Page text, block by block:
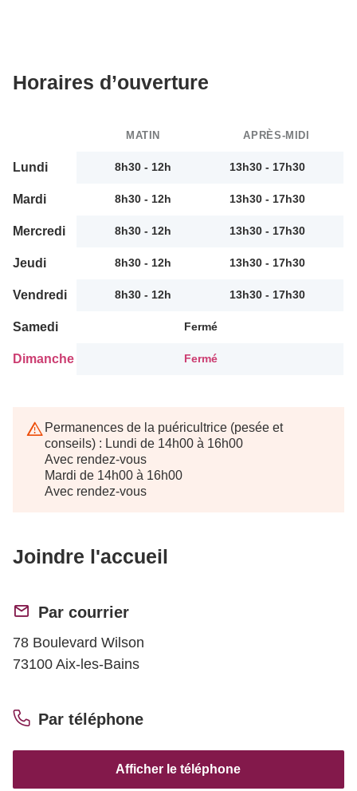
Horaires d’ouverture
MATIN APRÈS-MIDI
Lundi 8h30 - 12h 13h30 - 17h30
Mardi 8h30 - 12h 13h30 - 17h30
Mercredi 8h30 - 12h 13h30 - 17h30
Jeudi 8h30 - 12h 13h30 - 17h30
Vendredi 8h30 - 12h 13h30 - 17h30
Samedi Fermé
Dimanche Fermé
Permanences de la puéricultrice (pesée et
conseils) : Lundi de 14h00 à 16h00
Avec rendez-vous
Mardi de 14h00 à 16h00
Avec rendez-vous
Joindre l'accueil
Par courrier
78 Boulevard Wilson
73100 Aix-les-Bains
Par téléphone
Afficher le téléphone